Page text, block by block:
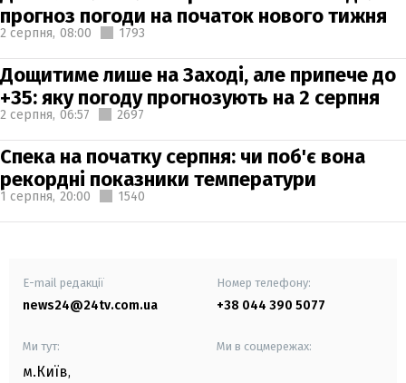
прогноз погоди на початок нового тижня
2 серпня, 08:00 1793
Дощитиме лише на Заході, але припече до
+35: яку погоду прогнозують на 2 серпня
2 серпня, 06:57 2697
Спека на початку серпня: чи поб'є вона
рекордні показники температури
1 серпня, 20:00 1540
E-mail редакції
news24@24tv.com.ua
Номер телефону:
+38 044 390 5077
Ми тут:
м.Київ,
Ми в соцмережах: